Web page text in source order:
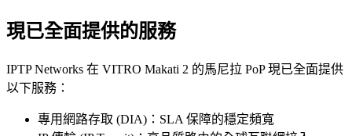
現已全面提供的服務
IPTP Networks 在 VITRO Makati 2 的馬尼拉 PoP 現已全面提供
以下服務：
專用網路存取 (DIA)：SLA 保障的穩定頻寬